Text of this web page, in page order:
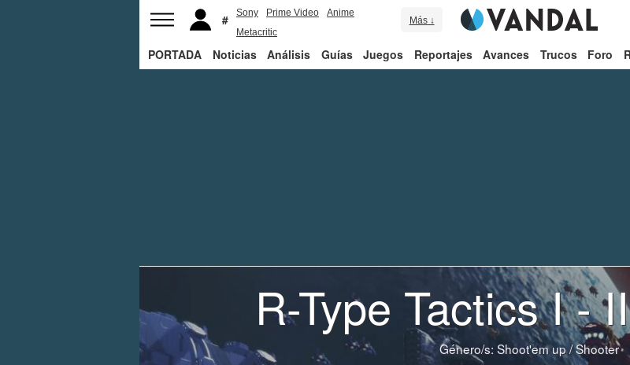
Sony Prime Video
Anime
Metacritic
Más ↓
PORTADA Noticias Análisis Guías Juegos Reportajes Avances Trucos Foro
R-Type Tactics I -
Género/s: Shoot'em up/Shooter